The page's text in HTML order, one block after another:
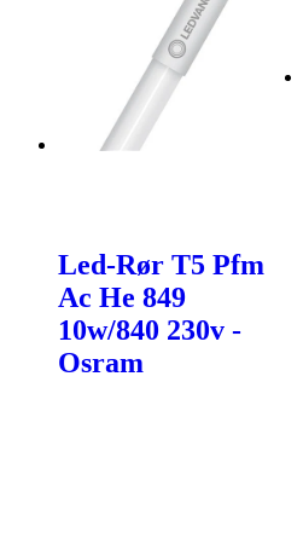
Led-Rør T5 Pfm
Ac He 849
10w/840 230v -
Osram